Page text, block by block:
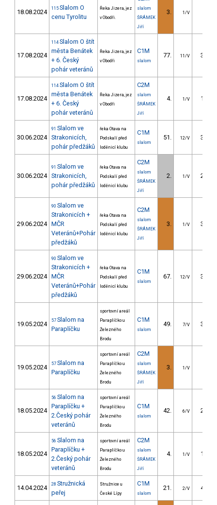
18.08.2024 115 Slalom O
cenu Tyrolitu
Řeka Jizera, jez
v Obodři.
slalom
ŠRÁMEK
Jiří
3. 1/V
17.08.2024
114 Slalom O štít
města Benátek
+ 6. Český
pohár veteránů
Řeka Jizera, jez
v Obodři
C1M
slalom
77. 11/V 32.34
17.08.2024
114 Slalom O štít
města Benátek
+ 6. Český
pohár veteránů
Řeka Jizera, jez
v Obodři
C2M
slalom
ŠRÁMEK
Jiří
4. 1/V 12.94
30.06.2024
91 Slalom ve
Strakonicích,
pohár předžáků
řeka Otava na
Podskalí před
loděnicí klubu
C1M
slalom
51. 12/V 33.67
30.06.2024
91 Slalom ve
Strakonicích,
pohár předžáků
řeka Otava na
Podskalí před
loděnicí klubu
C2M
slalom
ŠRÁMEK
Jiří
2. 1/V 28.94
29.06.2024
90 Slalom ve
Strakonicích +
MČR
Veteránů+Pohár
předžáků
řeka Otava na
Podskalí před
loděnicí klubu
C2M
slalom
ŠRÁMEK
Jiří
3. 1/V 32.92
29.06.2024
90 Slalom ve
Strakonicích +
MČR
Veteránů+Pohár
předžáků
řeka Otava na
Podskalí před
loděnicí klubu
C1M
slalom
67. 12/V 36.39
19.05.2024 57 Slalom na
Paraplíčku
sportovní areál
Paraplíčko u
Železného
Brodu
C1M
slalom
49. 7/V 32.80
19.05.2024 57 Slalom na
Paraplíčku
sportovní areál
Paraplíčko u
Železného
Brodu
C2M
slalom
ŠRÁMEK
Jiří
3. 1/V
18.05.2024
56 Slalom na
Paraplíčku +
2.Český pohár
veteránů
sportovní areál
Paraplíčko u
Železného
Brodu
C1M
slalom
42. 6/V 29.60
18.05.2024
56 Slalom na
Paraplíčku +
2.Český pohár
veteránů
sportovní areál
Paraplíčko u
Železného
Brodu
C2M
slalom
ŠRÁMEK
Jiří
4. 1/V 16.20
14.04.2024 28 Stružnická
peřej
Stružnice u
České Lípy
C1M
slalom
21. 2/V 44.80